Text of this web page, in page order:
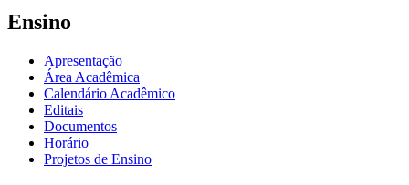
Ensino
Apresentação
Área Acadêmica
Calendário Acadêmico
Editais
Documentos
Horário
Projetos de Ensino